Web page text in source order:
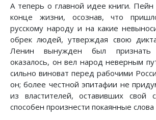
А теперь о главной идее книги. Пейн
конце жизни, осознав, что
русскому народу и на какие
обрек людей, утверждая свою
Ленин вынужден был
оказалось, он вел народ неверным
сильно виноват перед рабочими
он; более честной эпитафии не
из властителей, оставивших свой
способен произнести покаянные слова